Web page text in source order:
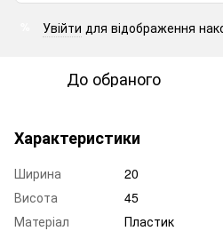
Увійти для відображення
До обраного
Характеристики
Ширина
20
Висота
45
Матеріал
Пластик